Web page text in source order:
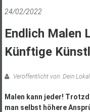
24/02/2022
Endlich Malen
Künftige
Veröffentlicht von: Dein
Malen kann jeder!
man selbst höhere